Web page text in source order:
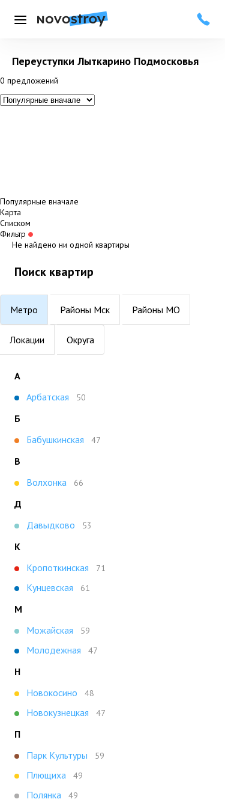
Меню
Переуступки Лыткарино Подмосковья
0 предложений
Популярные вначале
Карта
Списком
Фильтр
Не найдено ни одной квартиры
Поиск квартир
Метро Районы Мск Районы МО
Локации Округа
А
Арбатская
50
Б
Бабушкинская
47
В
Волхонка
66
Д
Давыдково
53
К
Кропоткинская
71
Кунцевская 61
М
Можайская
59
Молодежная 47
Н
Новокосино
48
Новокузнецкая 47
П
Парк Культуры
59
Плющиха 49
Полянка 49